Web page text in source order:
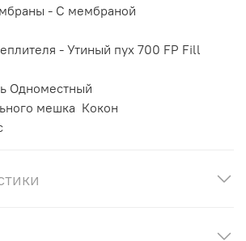
- С мембраной
- Утиный пух 700 FP Fill
Одноместный
мешка Кокон